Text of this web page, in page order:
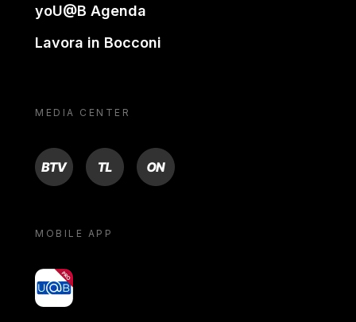
yoU@B Agenda
Lavora in Bocconi
MEDIA CENTER
BTV TL ON
MOBILE APP
yoU@B